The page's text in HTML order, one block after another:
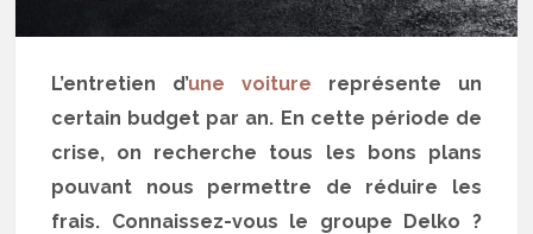
L’entretien d’une voiture représente un
certain budget par an. En cette période de
crise, on recherche tous les bons plans
pouvant nous permettre de réduire les
frais. Connaissez-vous le groupe Delko ?